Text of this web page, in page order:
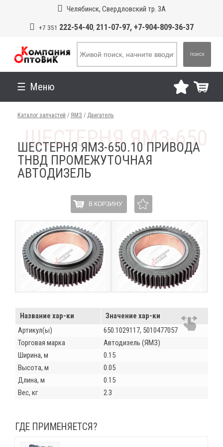
Челябинск, Свердловский тр. 3А
+7 351 222-54-40, 211-07-97, +7-904-809-36-37
ПОИСК
Меню
Каталог запчастей / ЯМЗ / Двигатель
ШЕСТЕРНЯ ЯМЗ-650.10 ПРИВОДА
ТНВД ПРОМЕЖУТОЧНАЯ
АВТОДИЗЕЛЬ
В КОРЗИНУ
Название хар-ки
Значение хар-ки
Артикул(ы)
650.1029117, 5010477057
Торговая марка
Автодизель (ЯМЗ)
Ширина, м
0.15
Высота, м
0.05
Длина, м
0.15
Вес, кг
2.3
ГДЕ ПРИМЕНЯЕТСЯ?